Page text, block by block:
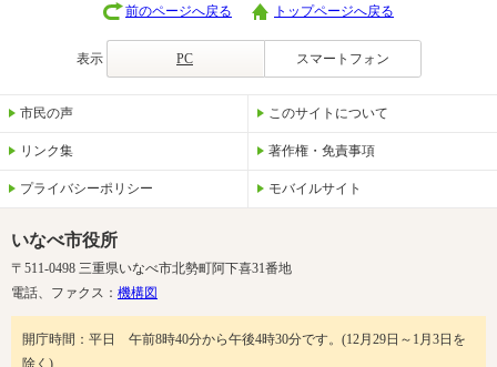
前のページへ戻る トップページへ戻る
表示 PC スマートフォン
市民の声 このサイトについて
リンク集 著作権・免責事項
プライバシーポリシー モバイルサイト
いなべ市役所
〒511-0498 三重県いなべ市北勢町阿下喜31番地
電話、ファクス： 機構図
開庁時間：平日 午前8時40分から午後4時30分です。(12月29日～1月3日を
除く)